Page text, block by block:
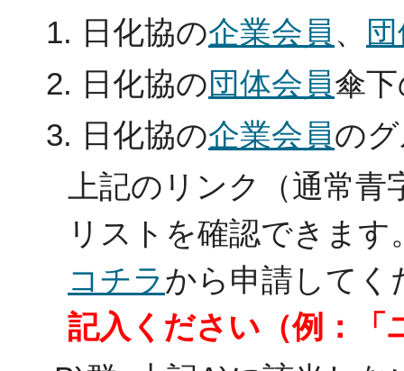
日化協の企業会員 、
日化協の団体会員傘
日化協の企業会員の
上記のリンク（通常
リストを確認できます
コチラから申請してく
記入ください（例：